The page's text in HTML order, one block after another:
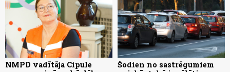
NMPD vadītāja Cipule
Šodien no sastrēgumiem